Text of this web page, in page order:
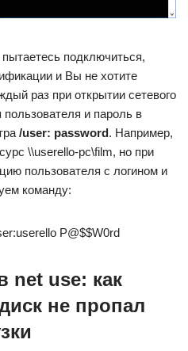
подключиться,
и Вы не хотите
раз при открытии сетевого
и пароль в
/user: password. Например,
\\userello-pc\film, но при
пользователя с логином и
команду:
P@$$W0rd
net use: как
не пропал